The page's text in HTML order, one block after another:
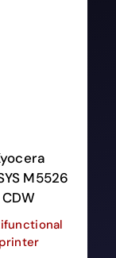
M5526
CDW
printer